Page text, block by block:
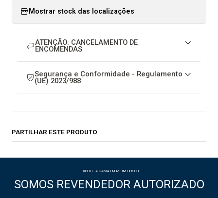
Mostrar stock das localizações
ATENÇÃO: CANCELAMENTO DE
ENCOMENDAS
Segurança e Conformidade - Regulamento
(UE) 2023/988
PARTILHAR ESTE PRODUTO
-EXPERT- A GAMA PREMIUM BOSCH
SOMOS REVENDEDOR AUTORIZADO